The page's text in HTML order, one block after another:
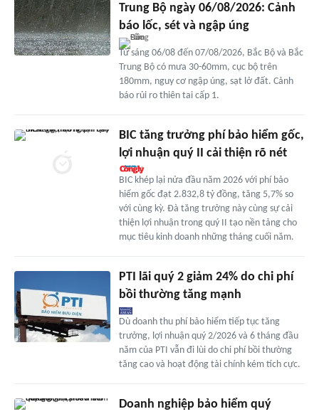
Trung Bộ ngày 06/08/2026: Cảnh
báo lốc, sét và ngập úng
Từ sáng 06/08 đến 07/08/2026, Bắc Bộ và Bắc
Trung Bộ có mưa 30-60mm, cục bộ trên
180mm, nguy cơ ngập úng, sạt lở đất. Cảnh
báo rủi ro thiên tai cấp 1.
BIC tăng trưởng phí bảo hiểm gốc,
lợi nhuận quý II cải thiện rõ nét
BIC khép lại nửa đầu năm 2026 với phí bảo
hiểm gốc đạt 2.832,8 tỷ đồng, tăng 5,7% so
với cùng kỳ. Đà tăng trưởng này cùng sự cải
thiện lợi nhuận trong quý II tạo nền tảng cho
mục tiêu kinh doanh những tháng cuối năm.
PTI lãi quý 2 giảm 24% do chi phí
bồi thường tăng mạnh
Dù doanh thu phí bảo hiểm tiếp tục tăng
trưởng, lợi nhuận quý 2/2026 và 6 tháng đầu
năm của PTI vẫn đi lùi do chi phí bồi thường
tăng cao và hoạt động tài chính kém tích cực.
Doanh nghiệp bảo hiểm quý